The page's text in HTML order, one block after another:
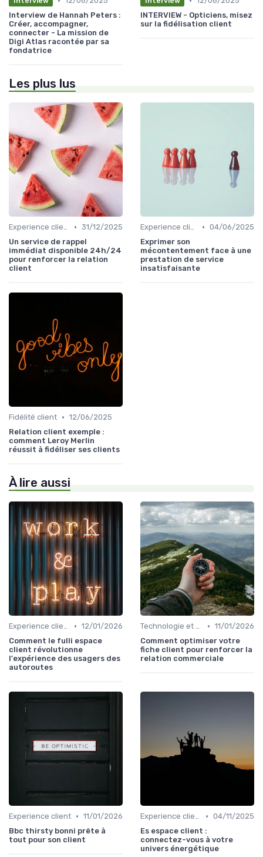
Interview de Hannah Peters :
Créer, accompagner,
connecter - La mission de
Digi Atlas racontée par sa
fondatrice
INTERVIEW - Opticiens, misez
sur la fidélisation client
Les plus lus
Experience client • 31/12/2025
Un service de rappel
immédiat disponible 24h/24
pour renforcer la relation
client
Experience client • 04/06/2025
Exprimer son
mécontentement face à une
prestation de service
insatisfaisante
Fidélité client • 12/06/2025
Relation client exemple :
comment Leroy Merlin
réussit à fidéliser ses clients
À lire aussi
Experience client • 12/01/2026
Comment le fulli espace
client révolutionne
l'expérience des usagers des
autoroutes
Technologie et personnalisation relation client • 11/01/2026
Comment optimiser votre
fiche client pour renforcer la
relation commerciale
Experience client • 11/01/2026
Bbc thirsty bonni prête à
tout pour son client
Experience client • 04/11/2025
Es espace client :
connectez-vous à votre
univers énergétique